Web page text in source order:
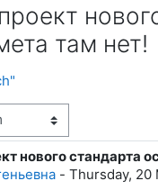
там нет!
нового стандарта
- Thursday, 20